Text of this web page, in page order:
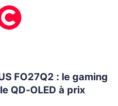
FO27Q2 : le gaming
QD-OLED à prix